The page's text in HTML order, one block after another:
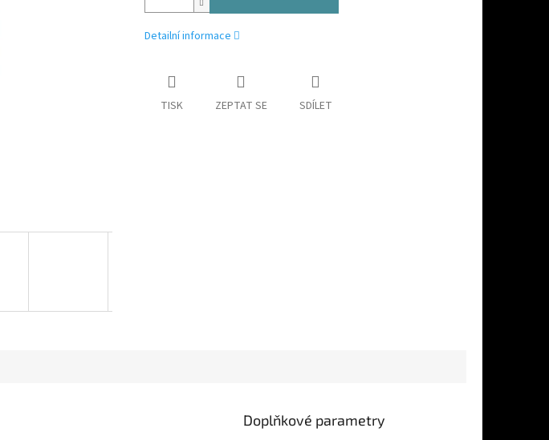
Detailní informace
TISK ZEPTAT SE SDÍLET
Doplňkové parametry